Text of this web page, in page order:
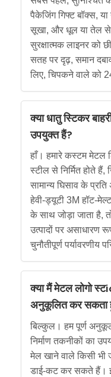
पैकेजिंग गिफ्ट बॉक्स,
सूखा, और धूल या तेल
सुरक्षात्मक लाइनर को
सतह पर दृढ़, समान
लिए, चिपकने वाले को
क्या धातु स्टिकर
उपयुक्त हैं?
हाँ। हमारे कस्टम मेटल
स्टील से निर्मित होते
सामान्य घिसाव के
हेवी-ड्यूटी 3M हॉट-
के साथ जोड़ा जाता है,
उत्पादों पर असाधारण
चुनौतीपूर्ण पर्यावरणीय
क्या मैं मेटल लोगो
अनुकूलित कर सकता
बिल्कुल। हम पूर्ण
निर्माण तकनीकों का
मेल खाने वाले किसी
डाई-कट कर सकते हैं।